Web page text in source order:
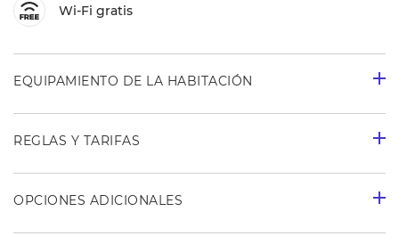
Wi-Fi gratis
EQUIPAMIENTO DE LA HABITACIÓN
REGLAS Y TARIFAS
OPCIONES ADICIONALES